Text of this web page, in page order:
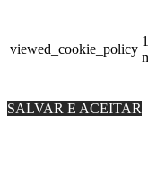
viewed_cookie_policy
SALVAR E ACEITAR